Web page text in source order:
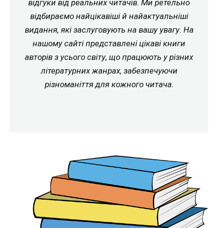
відгуки від реальних читачів. Ми ретельно
відбираємо найцікавіші й найактуальніші
видання, які заслуговують на вашу увагу. На
нашому сайті представлені цікаві книги
авторів з усього світу, що працюють у різних
літературних жанрах, забезпечуючи
різноманіття для кожного читача.